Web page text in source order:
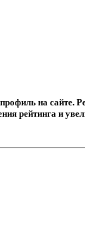
на сайте.
рейтинга и